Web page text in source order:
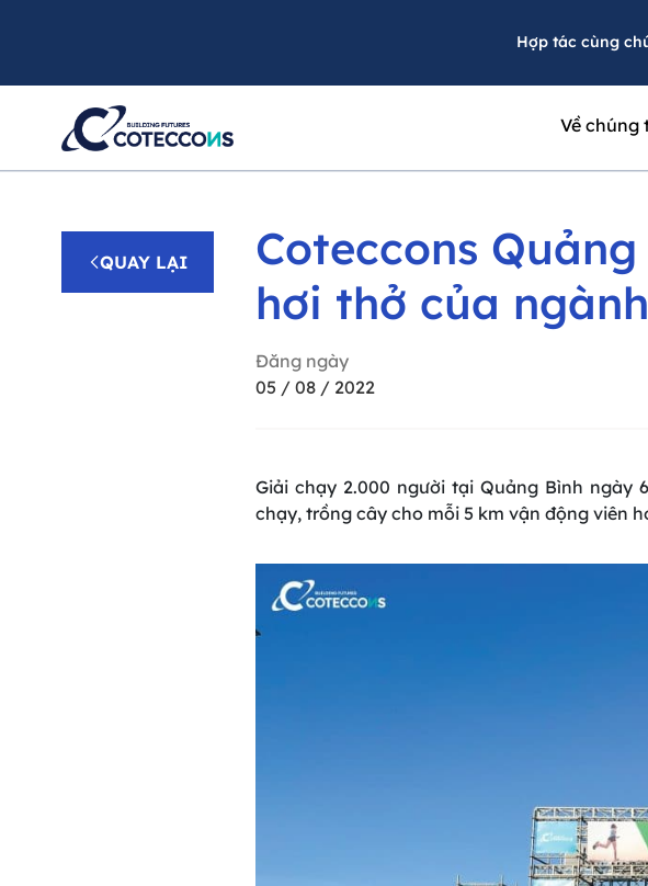
Hợp tác cùng
Về chúng
QUAY LẠI
Coteccons
hơi thở của
Đăng ngày
05 / 08 / 2022
Giải chạy 2.000 người tại Quảng Bình
chạy, trồng cây cho mỗi 5 km vận động viên